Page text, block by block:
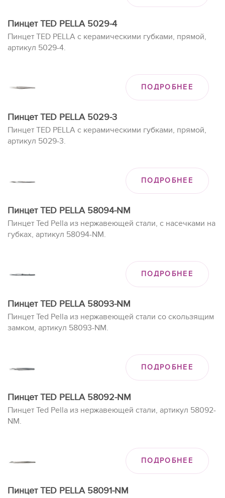
Пинцет TED PELLA 5029-4
Пинцет TED PELLA с керамическими губками, прямой,
артикул 5029-4.
ПОДРОБНЕЕ
Пинцет TED PELLA 5029-3
Пинцет TED PELLA с керамическими губками, прямой,
артикул 5029-3.
ПОДРОБНЕЕ
Пинцет TED PELLA 58094-NM
Пинцет Ted Pella из нержавеющей стали, с насечками на
губках, артикул 58094-NM.
ПОДРОБНЕЕ
Пинцет TED PELLA 58093-NM
Пинцет Ted Pella из нержавеющей стали со скользящим
замком, артикул 58093-NM.
ПОДРОБНЕЕ
Пинцет TED PELLA 58092-NM
Пинцет Ted Pella из нержавеющей стали, артикул 58092-
NM.
ПОДРОБНЕЕ
Пинцет TED PELLA 58091-NM